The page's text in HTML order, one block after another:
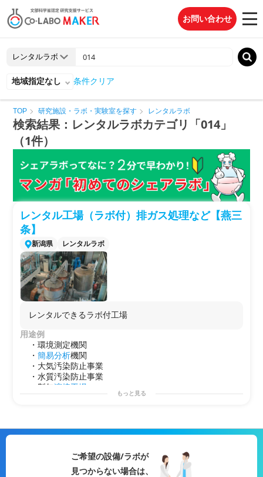
お問い合わせ
地域指定なし 条件クリア
TOP 研究施設・ラボ・実験室を探す レンタルラボ
検索結果：レンタルラボカテゴリ「014」
（1件）
レンタル工場（ラボ付）排ガス処理など【燕三
条】
新潟県 レンタルラボ
レンタルできるラボ付工場
用途例
・環境測定機関
・簡易分析機関
・大気汚染防止事業
・水質汚染防止事業
・製缶 溶接工場
もっと見る
ご希望の設備/ラボが
見つからない場合は、